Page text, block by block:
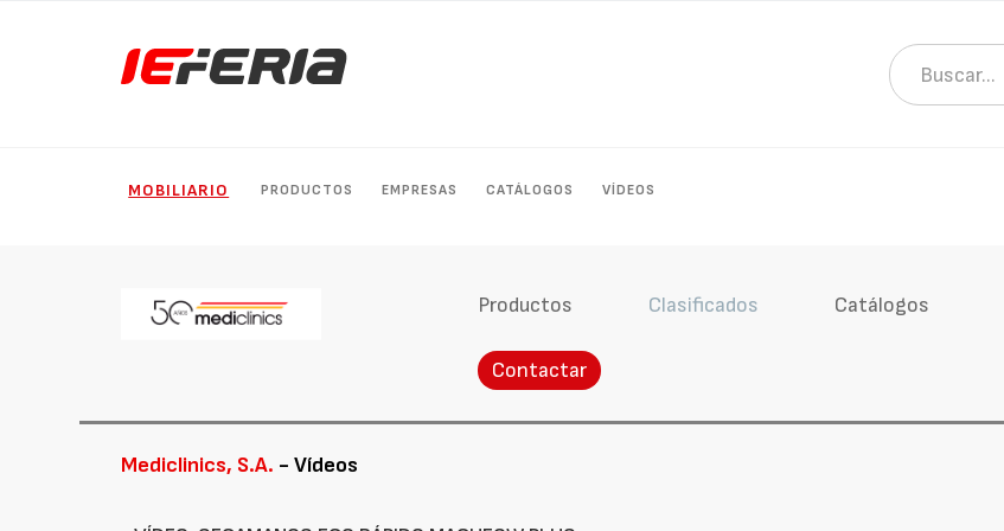
MOBILIARIO PRODUCTOS EMPRESAS CATÁLOGOS VÍDEOS
Productos Clasificados Catálogos
Contactar
Mediclinics, S.A. - Vídeos